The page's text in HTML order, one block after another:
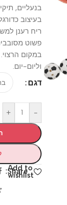
בנעליים,
בעיצוב
פשוט
במקום
וליום-יום.
דגם
-
+
Add to
wishlist
Share: